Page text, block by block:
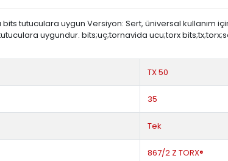
tutuculara uygun Versiyon: Sert, üniversal kullanım
uygundur. bits;uç;tornavida ucu;torx
TX 50
35
Tek
867/2 Z TORX®